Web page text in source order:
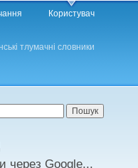
Користувач
тлумачні словники
форма
через Google...